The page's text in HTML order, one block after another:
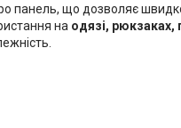
панель, що дозволяє
на одязі, рюкзаках,